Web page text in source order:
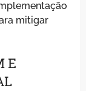
mitigar
E